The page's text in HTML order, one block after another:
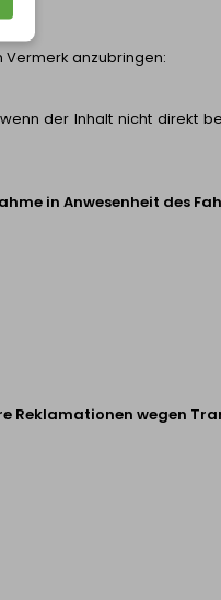
anzubringen:
der Inhalt nicht direkt
in Anwesenheit des
Reklamationen wegen